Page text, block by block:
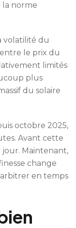
la norme
volatilité du
le prix du
limités
plus
du solaire
octobre 2025,
Avant cette
jour. Maintenant,
change
en temps